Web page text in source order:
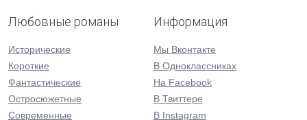
Любовные романы
Исторические
Короткие
Фантастические
Остросюжетные
Современные
Информация
Мы Вконтакте
В Одноклассниках
На Facebook
В Твиттере
В Instagram